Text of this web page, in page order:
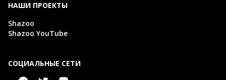
НАШИ ПРОЕКТЫ
Shazoo
Shazoo YouTube
СОЦИАЛЬНЫЕ СЕТИ